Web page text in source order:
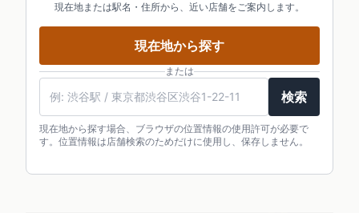
現在地または駅名・住所から、近い店舗をご案内します。
現在地から探す
または
検索
現在地から探す場合、ブラウザの位置情報の使用許可が必要で
す。位置情報は店舗検索のためだけに使用し、保存しません。